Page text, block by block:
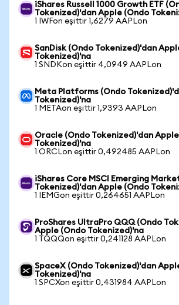
iShares Russell 1000 Growth ETF
Tokenized)'dan Apple (Ondo
1 IWFon eşittir 1,6279 AAPLon
SanDisk (Ondo Tokenized)'dan
Tokenized)'na
1 SNDKon eşittir 4,0949 AAPLon
Meta Platforms (Ondo
Tokenized)'na
1 METAon eşittir 1,9393 AAPLon
Oracle (Ondo Tokenized)'dan
Tokenized)'na
1 ORCLon eşittir 0,492485 AAPLon
iShares Core MSCI Emerging
Tokenized)'dan Apple (Ondo
1 IEMGon eşittir 0,264651 AAPLon
ProShares UltraPro QQQ (Ondo
Apple (Ondo Tokenized)'na
1 TQQQon eşittir 0,241128 AAPLon
SpaceX (Ondo Tokenized)'dan
Tokenized)'na
1 SPCXon eşittir 0,431984 AAPLon